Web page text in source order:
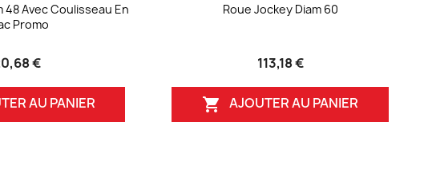
48 Avec Coulisseau En
Promo
€
AU PANIER
Roue Jockey Diam 60
113,18 €
 AJOUTER AU PANIER